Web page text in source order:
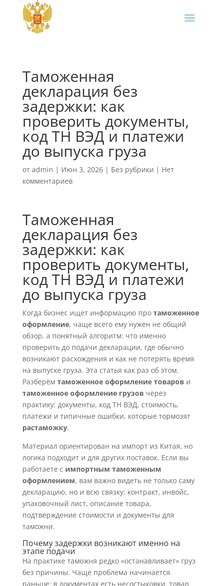
Таможенная
декларация без
задержки: как
проверить документы,
код ТН ВЭД и платежи
до выпуска груза
от admin | Июн 3, 2026| Без рубрики | Нет
комментариев
Таможенная
декларация без
задержки: как
проверить документы,
код ТН ВЭД и платежи
до выпуска груза
Когда бизнес ищет информацию про таможенное
оформление, чаще всего ему нужен не общий
обзор, а понятный алгоритм: что именно
проверить до подачи декларации, где обычно
возникают расхождения и как не потерять время
на выпуске груза. Эта статья как раз об этом.
Разберём таможенное оформление товаров и
таможенное оформление грузов через
практику: документы, код ТН ВЭД, стоимость,
платежи и типичные ошибки, которые тормозят
растаможку.
Материал ориентирован на импорт из Китая, но
логика подходит и для других поставок. Если вы
работаете с импортным таможенным
оформлением, вам важно видеть не только саму
декларацию, но и всю связку: контракт, инвойс,
упаковочный лист, описание товара,
подтверждение стоимости и документы для
таможни.
Почему задержки возникают именно на
этапе подачи
На практике таможня редко «останавливает» груз
без причины. Чаще проблема начинается
раньше: в документах есть несостыковки, товар